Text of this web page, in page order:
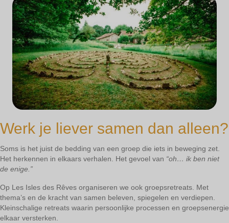
Werk je liever samen dan alleen?
Soms is het juist de bedding van een groep die iets in beweging zet.
Het herkennen in elkaars verhalen. Het gevoel van “oh… ik ben niet
de enige.”
Op Les Isles des Rêves organiseren we ook groepsretreats. Met
thema’s en de kracht van samen beleven, spiegelen en verdiepen.
Kleinschalige retreats waarin persoonlijke processen en groepsenergie
elkaar versterken.